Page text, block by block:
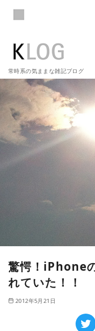
常時系の気ままな雑記ブログ
驚愕！iPhone
れていた！！
2012年5月21日